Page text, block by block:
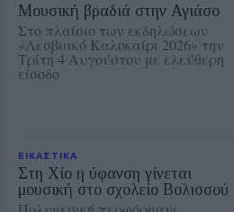
Μουσική βραδιά στην Αγιάσο
Στο πλαίσιο των εκδηλώσεων
«Λεσβιακό Καλοκαίρι 2026» την
Τρίτη 4 Αυγούστου με ελεύθερη
είσοδο
ΕΙΚΑΣΤΙΚΑ
Στη Χίο η ύφανση γίνεται
μουσική στο σχολείο Βολισσού